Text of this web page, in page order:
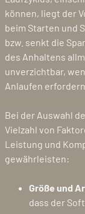
können, liegt der
beim Starten und
bzw. senkt die
des Anhaltens
unverzichtbar,
Anlaufen
Bei der Auswahl
Vielzahl von
Leistung und
gewährleisten:
Größe und
dass der